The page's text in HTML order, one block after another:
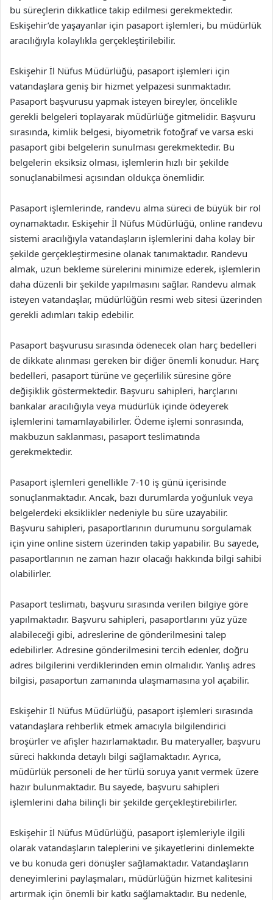
bu süreçlerin dikkatlice takip edilmesi gerekmektedir.
Eskişehir’de yaşayanlar için pasaport işlemleri, bu müdürlük
aracılığıyla kolaylıkla gerçekleştirilebilir.
Eskişehir İl Nüfus Müdürlüğü, pasaport işlemleri için
vatandaşlara geniş bir hizmet yelpazesi sunmaktadır.
Pasaport başvurusu yapmak isteyen bireyler, öncelikle
gerekli belgeleri toplayarak müdürlüğe gitmelidir. Başvuru
sırasında, kimlik belgesi, biyometrik fotoğraf ve varsa eski
pasaport gibi belgelerin sunulması gerekmektedir. Bu
belgelerin eksiksiz olması, işlemlerin hızlı bir şekilde
sonuçlanabilmesi açısından oldukça önemlidir.
Pasaport işlemlerinde, randevu alma süreci de büyük bir rol
oynamaktadır. Eskişehir İl Nüfus Müdürlüğü, online randevu
sistemi aracılığıyla vatandaşların işlemlerini daha kolay bir
şekilde gerçekleştirmesine olanak tanımaktadır. Randevu
almak, uzun bekleme sürelerini minimize ederek, işlemlerin
daha düzenli bir şekilde yapılmasını sağlar. Randevu almak
isteyen vatandaşlar, müdürlüğün resmi web sitesi üzerinden
gerekli adımları takip edebilir.
Pasaport başvurusu sırasında ödenecek olan harç bedelleri
de dikkate alınması gereken bir diğer önemli konudur. Harç
bedelleri, pasaport türüne ve geçerlilik süresine göre
değişiklik göstermektedir. Başvuru sahipleri, harçlarını
bankalar aracılığıyla veya müdürlük içinde ödeyerek
işlemlerini tamamlayabilirler. Ödeme işlemi sonrasında,
makbuzun saklanması, pasaport teslimatında
gerekmektedir.
Pasaport işlemleri genellikle 7-10 iş günü içerisinde
sonuçlanmaktadır. Ancak, bazı durumlarda yoğunluk veya
belgelerdeki eksiklikler nedeniyle bu süre uzayabilir.
Başvuru sahipleri, pasaportlarının durumunu sorgulamak
için yine online sistem üzerinden takip yapabilir. Bu sayede,
pasaportlarının ne zaman hazır olacağı hakkında bilgi sahibi
olabilirler.
Pasaport teslimatı, başvuru sırasında verilen bilgiye göre
yapılmaktadır. Başvuru sahipleri, pasaportlarını yüz yüze
alabileceği gibi, adreslerine de gönderilmesini talep
edebilirler. Adresine gönderilmesini tercih edenler, doğru
adres bilgilerini verdiklerinden emin olmalıdır. Yanlış adres
bilgisi, pasaportun zamanında ulaşmamasına yol açabilir.
Eskişehir İl Nüfus Müdürlüğü, pasaport işlemleri sırasında
vatandaşlara rehberlik etmek amacıyla bilgilendirici
broşürler ve afişler hazırlamaktadır. Bu materyaller, başvuru
süreci hakkında detaylı bilgi sağlamaktadır. Ayrıca,
müdürlük personeli de her türlü soruya yanıt vermek üzere
hazır bulunmaktadır. Bu sayede, başvuru sahipleri
işlemlerini daha bilinçli bir şekilde gerçekleştirebilirler.
Eskişehir İl Nüfus Müdürlüğü, pasaport işlemleriyle ilgili
olarak vatandaşların taleplerini ve şikayetlerini dinlemekte
ve bu konuda geri dönüşler sağlamaktadır. Vatandaşların
deneyimlerini paylaşmaları, müdürlüğün hizmet kalitesini
artırmak için önemli bir katkı sağlamaktadır. Bu nedenle,